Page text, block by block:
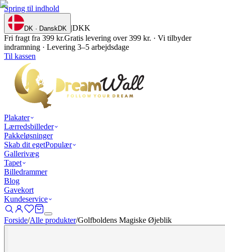
Spring til indhold
DK · DanskDK |DKK
Fri fragt fra 399 kr.Gratis levering over 399 kr. · Vi tilbyder
indramning · Levering 3–5 arbejdsdage
Til kassen
Plakater
Lærredsbilleder
Pakkeløsninger
Skab dit egetPopulær
Gallerivæg
Tapet
Billedrammer
Blog
Gavekort
Kundeservice
Forside/Alle produkter/Golfboldens Magiske Øjeblik